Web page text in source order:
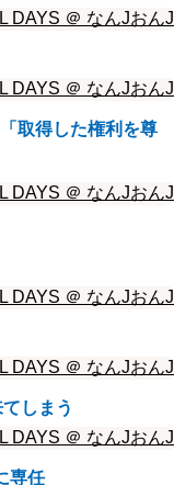
DAYS ＠ なんJおんJ
DAYS ＠ なんJおんJ
取得した権利を尊
DAYS ＠ なんJおんJ
DAYS ＠ なんJおんJ
DAYS ＠ なんJおんJ
しまう
DAYS ＠ なんJおんJ
専任